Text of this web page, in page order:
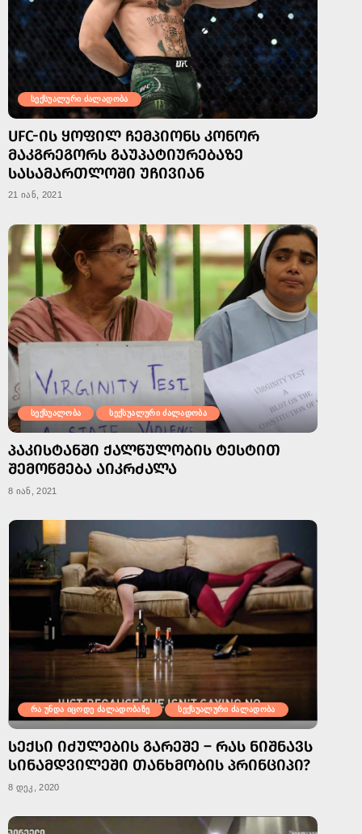
სექსუალური ძალადობა
UFC-ᲘᲡ ᲧᲝᲤᲘᲚ ᲩᲔᲛᲞᲘᲝᲜᲡ ᲙᲝᲜᲝᲠ
ᲛᲐᲙᲒᲠᲔᲒᲝᲠᲡ ᲒᲐᲣᲞᲐᲢᲘᲣᲠᲔᲑᲐᲖᲔ
ᲡᲐᲡᲐᲛᲐᲠᲗᲚᲝᲨᲘ ᲣᲩᲘᲕᲘᲐᲜ
21 იან, 2021
სექსუალობა სექსუალური ძალადობა
ᲞᲐᲙᲘᲡᲢᲐᲜᲨᲘ ᲥᲐᲚᲬᲣᲚᲝᲑᲘᲡ ᲢᲔᲡᲢᲘᲗ
ᲨᲔᲛᲝᲬᲛᲔᲑᲐ ᲐᲘᲙᲠᲫᲐᲚᲐ
8 იან, 2021
რა უნდა იცოდე ძალადობაზე სექსუალური ძალადობა
ᲡᲔᲥᲡᲘ ᲘᲫᲣᲚᲔᲑᲘᲡ ᲒᲐᲠᲔᲨᲔ – ᲠᲐᲡ ᲜᲘᲨᲜᲐᲕᲡ
ᲡᲘᲜᲐᲛᲓᲕᲘᲚᲔᲨᲘ ᲗᲐᲜᲮᲛᲝᲑᲘᲡ ᲞᲠᲘᲜᲪᲘᲞᲘ?
8 დეკ, 2020